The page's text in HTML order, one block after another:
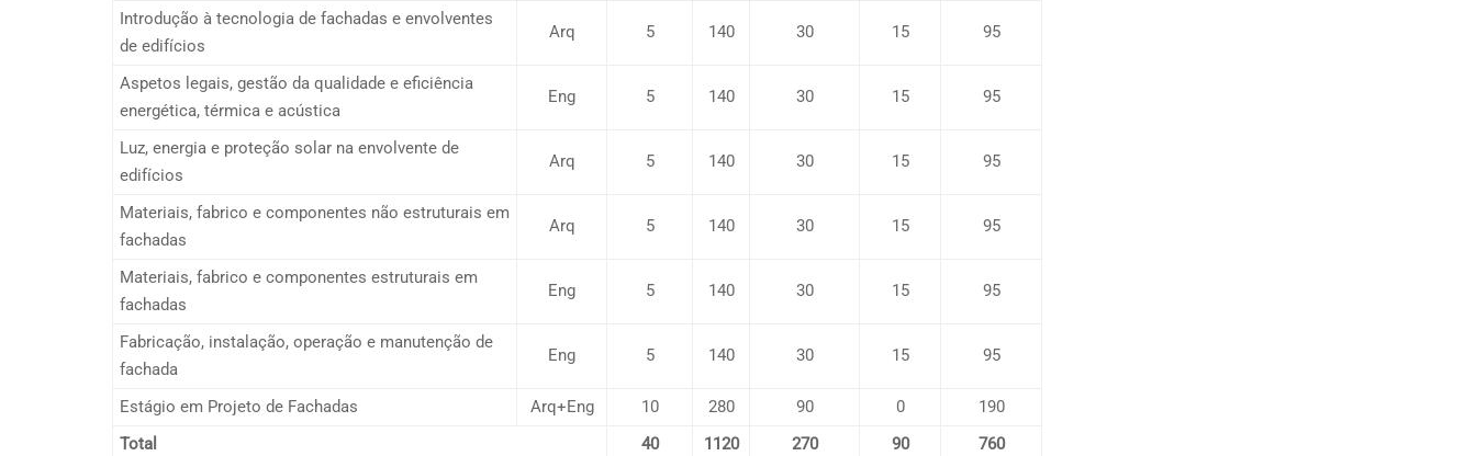
Introdução à tecnologia de fachadas e envolventes
de edifícios
Arq 5 140 30 15 95
Aspetos legais, gestão da qualidade e eficiência
energética, térmica e acústica
Eng 5 140 30 15 95
Luz, energia e proteção solar na envolvente de
edifícios
Arq 5 140 30 15 95
Materiais, fabrico e componentes não estruturais em
fachadas
Arq 5 140 30 15 95
Materiais, fabrico e componentes estruturais em
fachadas
Eng 5 140 30 15 95
Fabricação, instalação, operação e manutenção de
fachada
Eng 5 140 30 15 95
Estágio em Projeto de Fachadas Arq+Eng 10 280 90 0
190
Total
40 1120 270 90 760